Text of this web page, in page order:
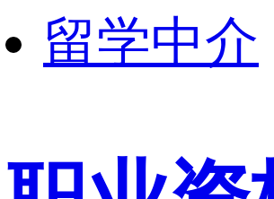
留学中介